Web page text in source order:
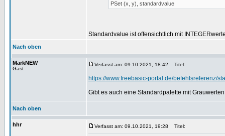
PSet (x, y), standardvalue
Standardvalue ist offensichtlich mit
Nach oben
MarkNEW
Gast
Verfasst am: 09.10.2021, 18:42 Titel:
https://www.freebasic-portal.de/befehlsreferenz/
Gibt es auch eine Standardpalette mit
Nach oben
hhr Verfasst am: 09.10.2021, 19:28 Titel: